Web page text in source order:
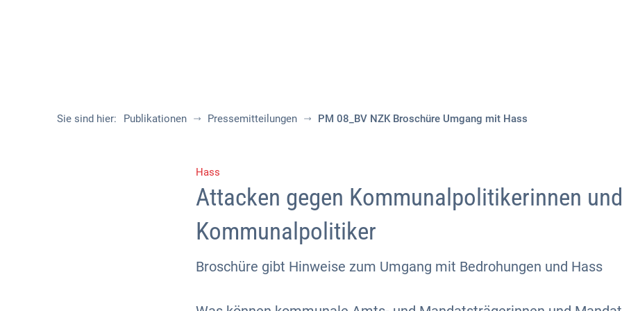
Sie sind hier: Publikationen Pressemitteilungen PM 08_BV NZK Broschüre Umgang mit Hass
Hass
Attacken gegen Kommunalpolitikerinnen und
Kommunalpolitiker
Broschüre gibt Hinweise zum Umgang mit Bedrohungen und Hass